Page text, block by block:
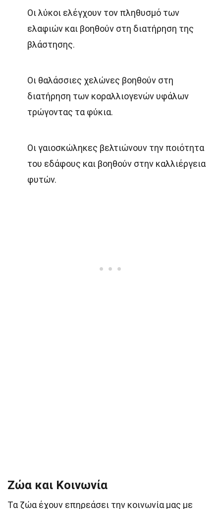
Οι λύκοι ελέγχουν τον πληθυσμό των
ελαφιών και βοηθούν στη διατήρηση της
βλάστησης.
Οι θαλάσσιες χελώνες βοηθούν στη
διατήρηση των κοραλλιογενών υφάλων
τρώγοντας τα φύκια.
Οι γαιοσκώληκες βελτιώνουν την ποιότητα
του εδάφους και βοηθούν στην καλλιέργεια
φυτών.
Ζώα και Κοινωνία
Τα ζώα έχουν επηρεάσει την κοινωνία μας με